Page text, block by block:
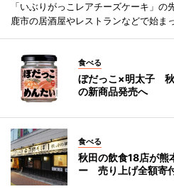
「いぶりがっこレアチーズケーキ」
鹿市の居酒屋やレストランなどで始まっ
食べる
ぼだっこ×明太子 秋
の新商品発売へ
食べる
秋田の飲食18店が熊
ー 売り上げ全額寄